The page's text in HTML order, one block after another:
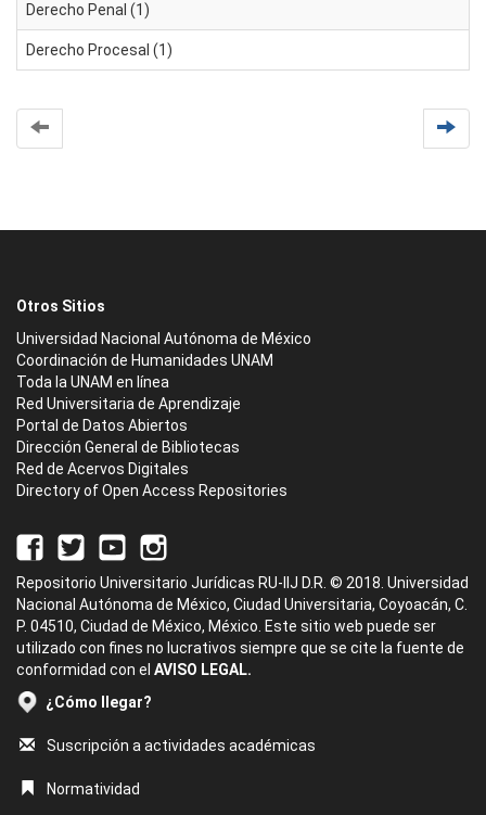
Derecho Penal (1)
Derecho Procesal (1)
Otros Sitios
Universidad Nacional Autónoma de México
Coordinación de Humanidades UNAM
Toda la UNAM en línea
Red Universitaria de Aprendizaje
Portal de Datos Abiertos
Dirección General de Bibliotecas
Red de Acervos Digitales
Directory of Open Access Repositories
Repositorio Universitario Jurídicas RU-IIJ D.R. © 2018. Universidad
Nacional Autónoma de México, Ciudad Universitaria, Coyoacán, C.
P. 04510, Ciudad de México, México. Este sitio web puede ser
utilizado con fines no lucrativos siempre que se cite la fuente de
conformidad con el AVISO LEGAL.
¿Cómo llegar?
Suscripción a actividades académicas
Normatividad